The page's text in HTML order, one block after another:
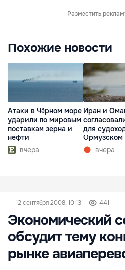
Разместить
Похожие новости
Атаки в Чёрном море
ударили по мировым
поставкам зерна и
нефти
вчера
Иран и
для
Ормузском
вчера
12 сентября 2008, 10:13 441
Экономический
обсудит тему
рынке